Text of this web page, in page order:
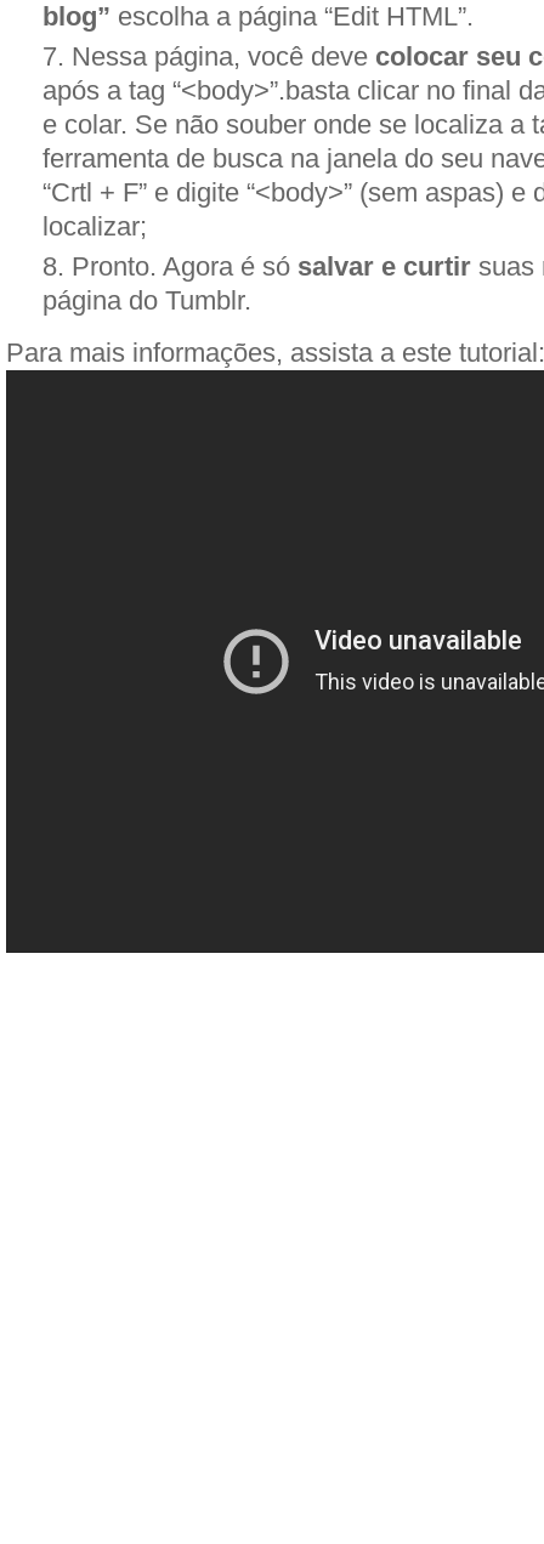
blog” escolha a página “Edit HTML”.
Nessa página, você deve colocar seu
após a tag “<body>”.basta clicar no final
e colar. Se não souber onde se localiza a
ferramenta de busca na janela do seu
“Crtl + F” e digite “<body>” (sem aspas) e
localizar;
Pronto. Agora é só salvar e curtir suas
página do Tumblr.
Para mais informações, assista a este tutorial: